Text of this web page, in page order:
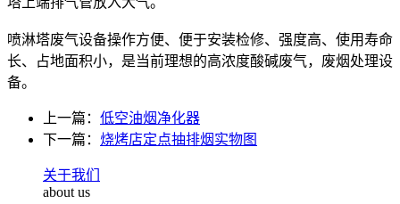
喷淋塔废气设备操作方便、便于安装检修、强度高、使用寿命
长、占地面积小，是当前理想的高浓度酸碱废气，废烟处理设
备。
上一篇： 低空油烟净化器
下一篇： 烧烤店定点抽排烟实物图
关于我们
about us